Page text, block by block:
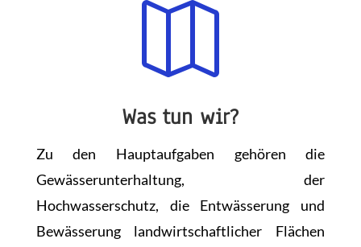

Was tun wir?
Zu den Hauptaufgaben gehören die
Gewässerunterhaltung, der
Hochwasserschutz, die Entwässerung und
Bewässerung landwirtschaftlicher Flächen